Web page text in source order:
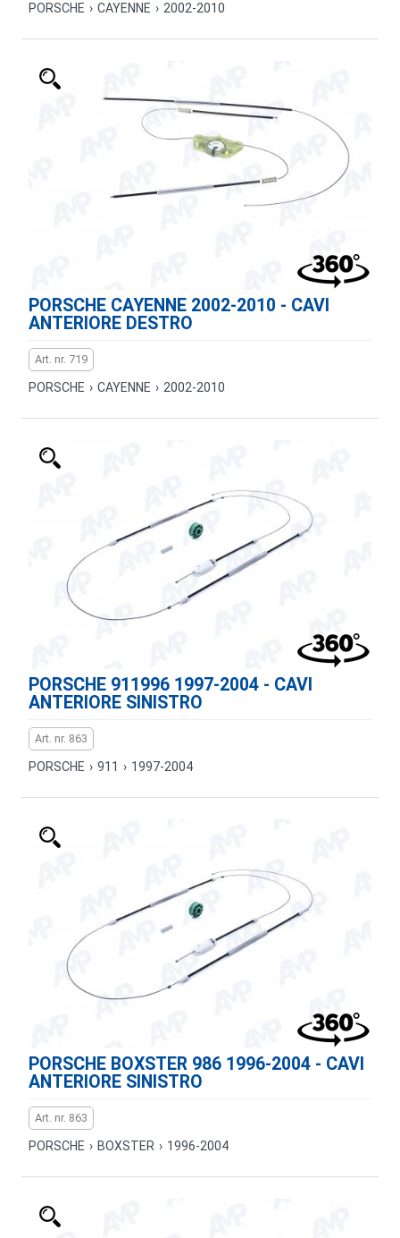
PORSCHE › CAYENNE › 2002-2010
PORSCHE CAYENNE 2002-2010 - CAVI
ANTERIORE DESTRO
Art. nr. 719
PORSCHE › CAYENNE › 2002-2010
PORSCHE 911996 1997-2004 - CAVI
ANTERIORE SINISTRO
Art. nr. 863
PORSCHE › 911 › 1997-2004
PORSCHE BOXSTER 986 1996-2004 - CAVI
ANTERIORE SINISTRO
Art. nr. 863
PORSCHE › BOXSTER › 1996-2004